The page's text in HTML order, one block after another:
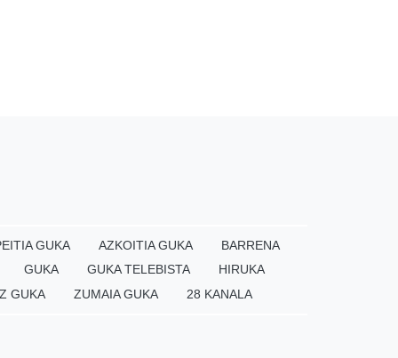
GUKA AZKOITIA GUKA
BARRENA
GUKA GUKA TELEBISTA
HIRUKA
GUKA ZUMAIA GUKA 28 KANALA